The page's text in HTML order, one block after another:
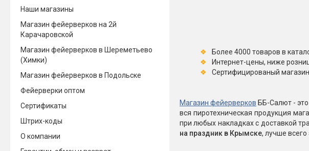
Цветной дым
Хлопушки
Батареи салютов
Большие фейерверки
Супер-фейерверки
Бабочки, пчелы
Жуки
Цветной дым и огонь
Факелы цветного огня
Наши магазины
Магазин фейерверков на 2й
Карачаровской
Магазин фейерверков в Шереметьево
(Химки)
Магазин фейерверков в Подольске
Фейерверки оптом
Сертификаты
Штрих-коды
О компании
Более 4000 товаров в
Интернет-цены, ниже
Сертифицированый магазин
Магазин фейерверков ББ-Салют -
вся пиротехническая продукция
при любых накладках с доставкой
на праздник в Крымске, лучше